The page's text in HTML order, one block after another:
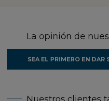
La opinión de
SEA EL PRIMERO EN DAR